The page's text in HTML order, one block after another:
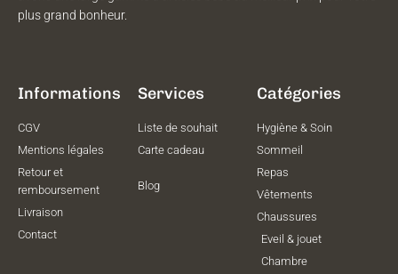
plus grand bonheur.
Informations
CGV
Mentions légales
Retour et
remboursement
Livraison
Contact
Services
Liste de souhait
Carte cadeau
Blog
Catégories
Hygiène & Soin
Sommeil
Repas
Vêtements
Chaussures
Eveil & jouet
Chambre